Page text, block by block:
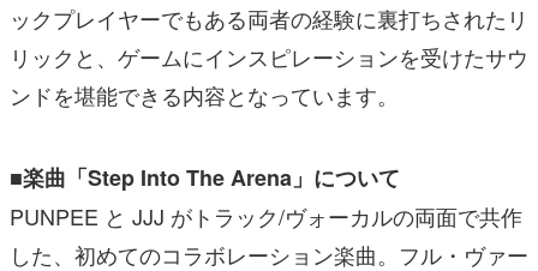
ックプレイヤーでもある両者の経験に裏打ちされたリ
リックと、ゲームにインスピレーションを受けたサウ
ンドを堪能できる内容となっています。
■楽曲「Step Into The Arena」について
PUNPEE と JJJ がトラック/ヴォーカルの両面で共作
した、初めてのコラボレーション楽曲。フル・ヴァー